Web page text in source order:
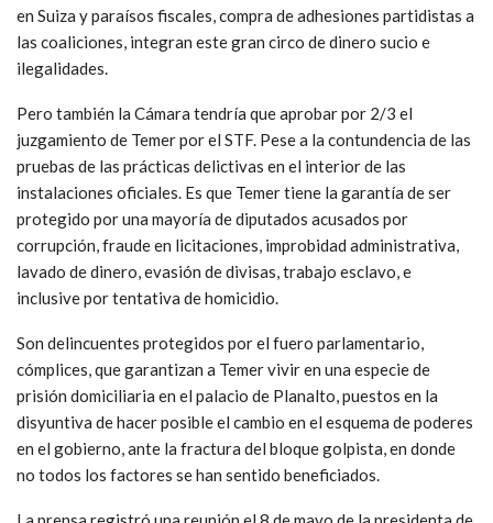
en Suiza y paraísos fiscales, compra de adhesiones partidistas a
las coaliciones, integran este gran circo de dinero sucio e
ilegalidades.
Pero también la Cámara tendría que aprobar por 2/3 el
juzgamiento de Temer por el STF. Pese a la contundencia de las
pruebas de las prácticas delictivas en el interior de las
instalaciones oficiales. Es que Temer tiene la garantía de ser
protegido por una mayoría de diputados acusados por
corrupción, fraude en licitaciones, improbidad administrativa,
lavado de dinero, evasión de divisas, trabajo esclavo, e
inclusive por tentativa de homicidio.
Son delincuentes protegidos por el fuero parlamentario,
cómplices, que garantizan a Temer vivir en una especie de
prisión domiciliaria en el palacio de Planalto, puestos en la
disyuntiva de hacer posible el cambio en el esquema de poderes
en el gobierno, ante la fractura del bloque golpista, en donde
no todos los factores se han sentido beneficiados.